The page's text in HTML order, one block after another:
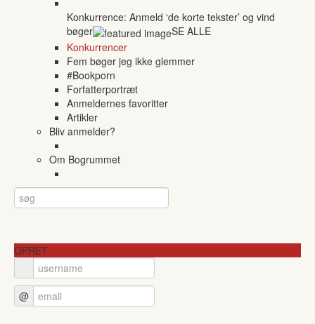
Konkurrence: Anmeld ‘de korte tekster’ og vind
bøger
SE ALLE
Konkurrencer
Fem bøger jeg ikke glemmer
#Bookporn
Forfatterportræt
Anmeldernes favoritter
Artikler
Bliv anmelder?
Om Bogrummet
OPRET
@